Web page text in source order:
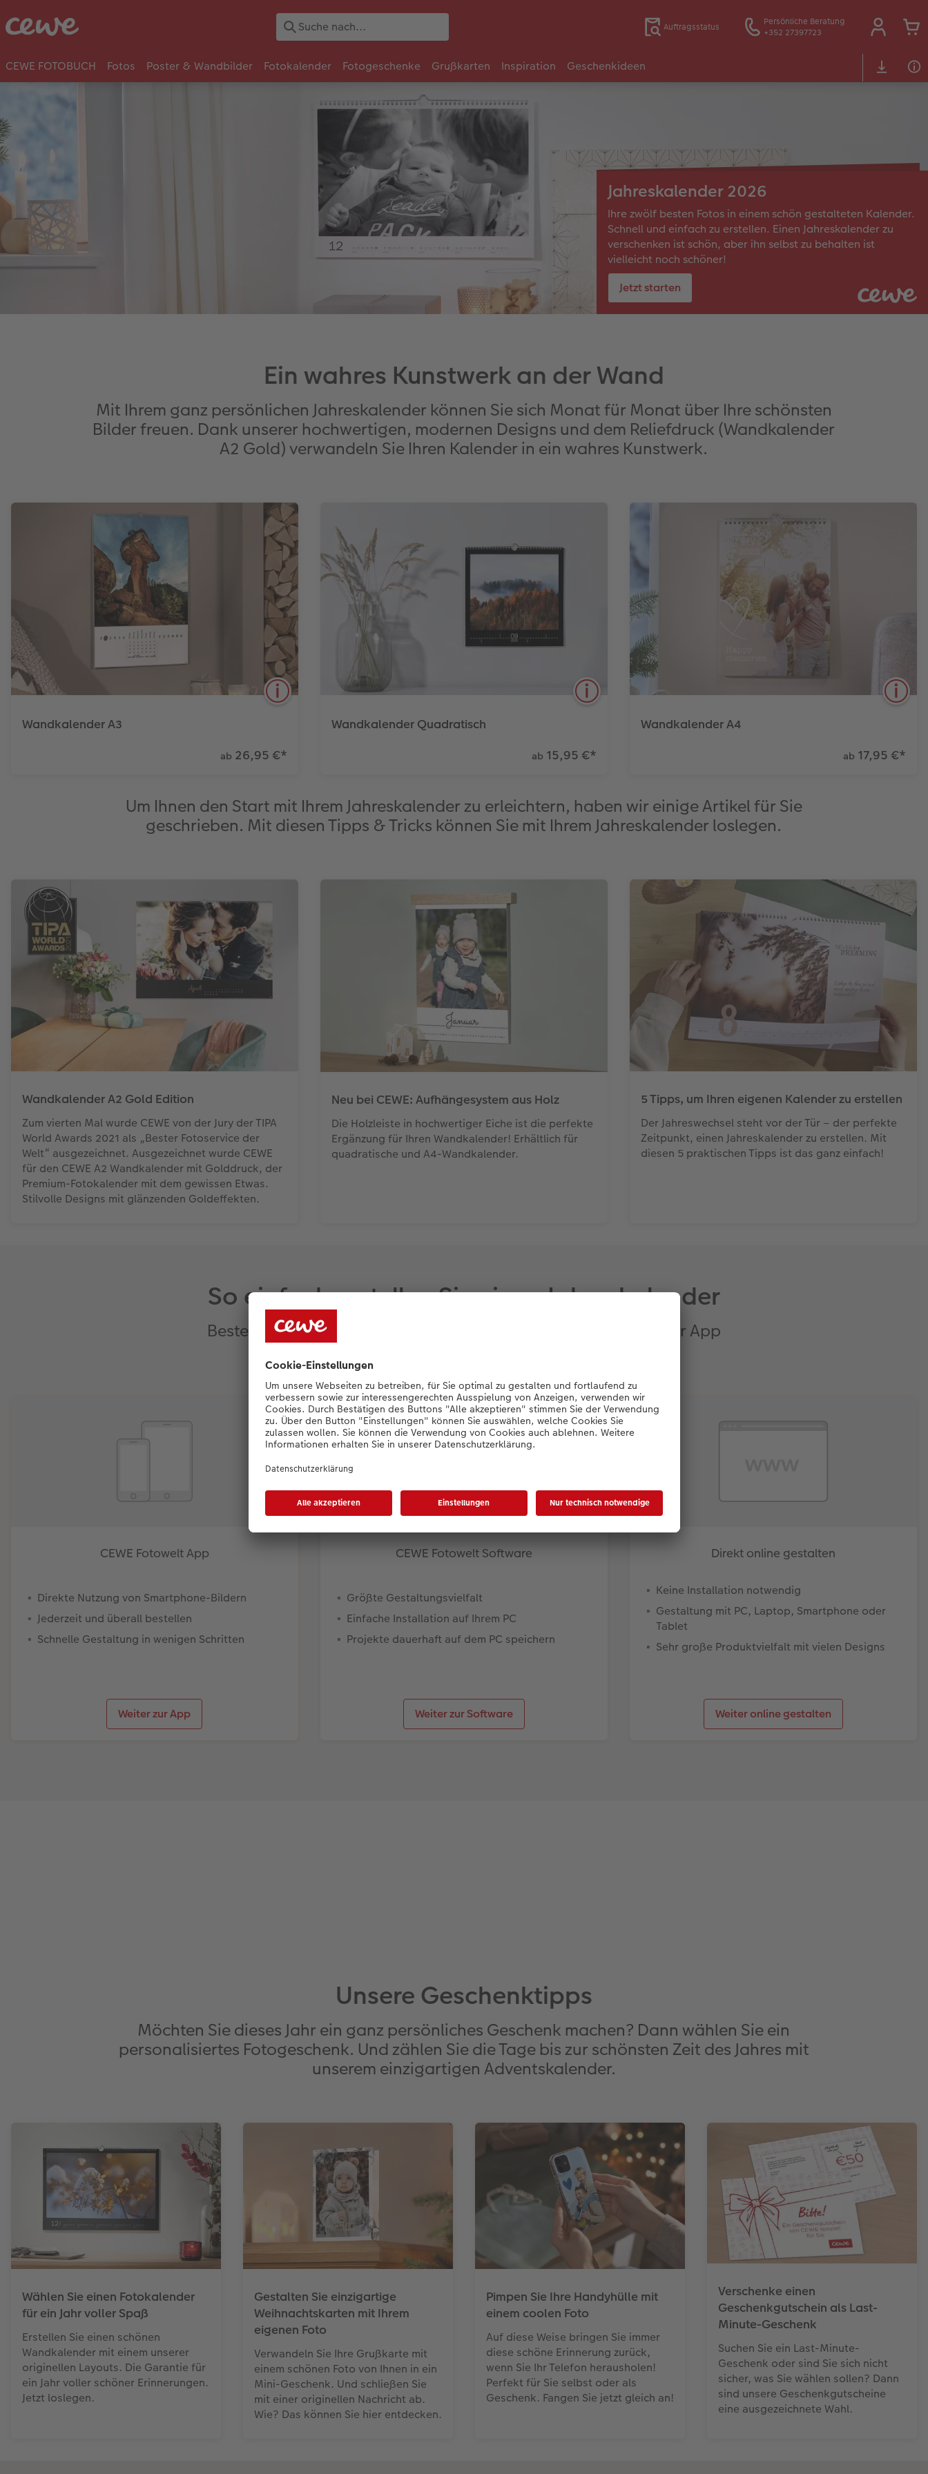
Auftragsstatus
Persönliche Beratung
+352 27397723
CEWE FOTOBUCH Fotos Poster & Wandbilder Fotokalender Fotogeschenke Grußkarten Inspiration Geschenkideen
Jahreskalender 2026
Ihre zwölf besten Fotos in einem schön gestalteten Kalender.
Schnell und einfach zu erstellen. Einen Jahreskalender zu
verschenken ist schön, aber ihn selbst zu behalten ist
vielleicht noch schöner!
Jetzt starten
Ein wahres Kunstwerk an der Wand
Mit Ihrem ganz persönlichen Jahreskalender können Sie sich Monat für Monat über Ihre schönsten
Bilder freuen. Dank unserer hochwertigen, modernen Designs und dem Reliefdruck (Wandkalender
A2 Gold) verwandeln Sie Ihren Kalender in ein wahres Kunstwerk.
Wandkalender A3
ab 26,95 €*
Papierqualitäten
Ergänzen Sie
eigene Einträge im
Kalendarium
Wandkalender Quadratisch
ab 15,95 €*
Papierqualitäten Einbände
Dieser Wandkalender im quadratischen Trendformat
Wandkalender A4
ab 17,95 €*
Hoch- und
Querformat
Papierqualitäten
Mehr erfahren
Um Ihnen den Start mit Ihrem Jahreskalender zu erleichtern, haben wir einige Artikel für Sie
geschrieben. Mit diesen Tipps & Tricks können Sie mit Ihrem Jahreskalender loslegen.
Wandkalender A2 Gold Edition
Zum vierten Mal wurde CEWE von der Jury der TIPA
World Awards 2021 als „Bester Fotoservice der
Welt“ ausgezeichnet. Ausgezeichnet wurde CEWE
für den CEWE A2 Wandkalender mit Golddruck, der
Premium-Fotokalender mit dem gewissen Etwas.
Stilvolle Designs mit glänzenden Goldeffekten.
Neu bei CEWE: Aufhängesystem aus Holz
Die Holzleiste in hochwertiger Eiche ist die perfekte
Ergänzung für Ihren Wandkalender! Erhältlich für
quadratische und A4-Wandkalender.
5 Tipps, um Ihren eigenen Kalender zu erstellen
Der Jahreswechsel steht vor der Tür – der perfekte
Zeitpunkt, einen Jahreskalender zu erstellen. Mit
diesen 5 praktischen Tipps ist das ganz einfach!
So einfach erstellen Sie einen Jahreskalender
Bestellen Sie Ihren Kalender über unsere Website, Software oder App
CEWE Fotowelt App
Direkte Nutzung von Smartphone-Bildern
Jederzeit und überall bestellen
Schnelle Gestaltung in wenigen Schritten
Weiter zur App
EMPFEHLUNG
CEWE Fotowelt Software
Größte Gestaltungsvielfalt
Einfache Installation auf Ihrem PC
Projekte dauerhaft auf dem PC speichern
Weiter zur Software
Direkt online gestalten
Keine Installation notwendig
Gestaltung mit PC, Laptop, Smartphone oder
Tablet
Sehr große Produktvielfalt mit vielen Designs
Weiter online gestalten
Unsere Geschenktipps
Möchten Sie dieses Jahr ein ganz persönliches Geschenk machen? Dann wählen Sie ein
personalisiertes Fotogeschenk. Und zählen Sie die Tage bis zur schönsten Zeit des Jahres mit
unserem einzigartigen Adventskalender.
Wählen Sie einen Fotokalender
für ein Jahr voller Spaß
Erstellen Sie einen schönen
Wandkalender mit einem unserer
originellen Layouts. Die Garantie für
ein Jahr voller schöner Erinnerungen.
Jetzt loslegen.
Gestalten Sie einzigartige
Weihnachtskarten mit Ihrem
eigenen Foto
Verwandeln Sie Ihre Grußkarte mit
einem schönen Foto von Ihnen in ein
Mini-Geschenk. Und schließen Sie
mit einer originellen Nachricht ab.
Wie? Das können Sie hier entdecken.
Pimpen Sie Ihre Handyhülle mit
einem coolen Foto
Auf diese Weise bringen Sie immer
diese schöne Erinnerung zurück,
wenn Sie Ihr Telefon herausholen!
Perfekt für Sie selbst oder als
Geschenk. Fangen Sie jetzt gleich an!
Verschenke einen
Geschenkgutschein als Last-
Minute-Geschenk
Suchen Sie ein Last-Minute-
Geschenk oder sind Sie sich nicht
sicher, was Sie wählen sollen? Dann
sind unsere Geschenkgutscheine
eine ausgezeichnete Wahl.